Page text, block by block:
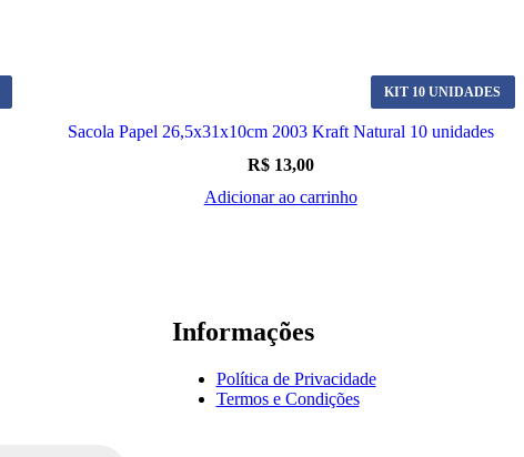
KIT 10 UNIDADES
Sacola Papel 26,5x31x10cm 2003 Kraft Natural 10 unidades
R$13,00
Adicionar ao carrinho
Informações
Política de Privacidade
Termos e Condições